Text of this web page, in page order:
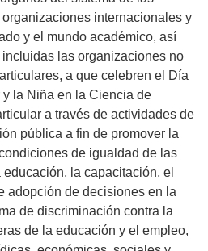
internacionales y
y el mundo académico, así
las organizaciones no
a que celebren el Día
y la Niña en la Ciencia de
a través de actividades de
pública a fin de promover la
de igualdad de las
la capacitación, el
adopción de decisiones en la
de discriminación contra la
de la educación y el empleo,